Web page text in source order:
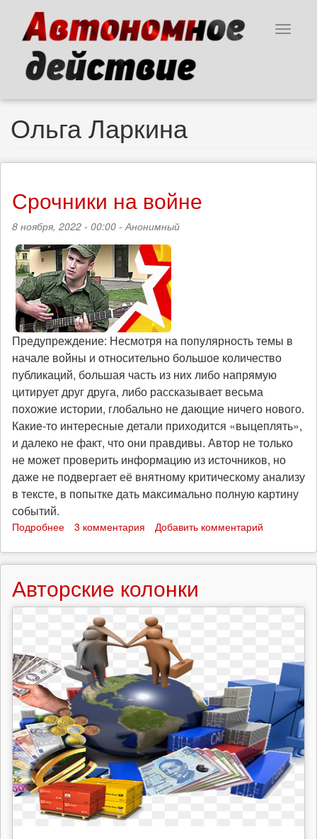
основному
содержанию
Toggle
Ольга Ларкина
Срочники на войне
8 ноября, 2022 - 00:00 -Анонимный
Предупреждение: Несмотря на популярность темы в
начале войны и относительно большое количество
публикаций, большая часть из них либо напрямую
цитирует друг друга, либо рассказывает весьма
похожие истории, глобально не дающие ничего нового.
Какие-то интересные детали приходится «выцеплять»,
и далеко не факт, что они правдивы. Автор не только
не может проверить информацию из источников, но
даже не подвергает её внятному критическому анализу
в тексте, в попытке дать максимально полную картину
событий.
Подробнее
на
войне
3 комментария Добавить комментарий
Авторские колонки